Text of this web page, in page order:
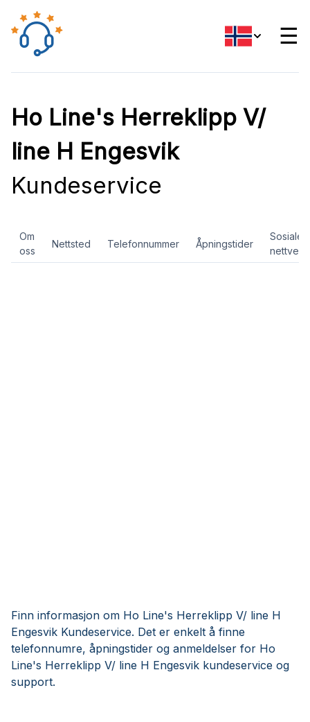
☰
Ho Line's Herreklipp V/
line H Engesvik
Kundeservice
Om
oss
Nettsted Telefonnummer Åpningstider
Sosiale
nettverk
Finn informasjon om Ho Line's Herreklipp V/ line H
Engesvik Kundeservice. Det er enkelt å finne
telefonnumre, åpningstider og anmeldelser for Ho
Line's Herreklipp V/ line H Engesvik kundeservice og
support.